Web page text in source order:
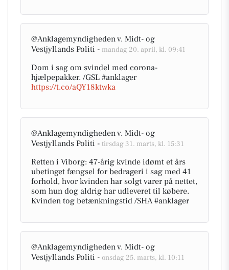
@Anklagemyndigheden v. Midt- og
Vestjyllands Politi - mandag 20. april, kl. 09:41
Dom i sag om svindel med corona-
hjælpepakker. /GSL #anklager
https://t.co/aQY18ktwka
@Anklagemyndigheden v. Midt- og
Vestjyllands Politi - tirsdag 31. marts, kl. 15:31
Retten i Viborg: 47-årig kvinde idømt et års
ubetinget fængsel for bedrageri i sag med 41
forhold, hvor kvinden har solgt varer på nettet,
som hun dog aldrig har udleveret til købere.
Kvinden tog betænkningstid /SHA #anklager
@Anklagemyndigheden v. Midt- og
Vestjyllands Politi - onsdag 25. marts, kl. 10:11